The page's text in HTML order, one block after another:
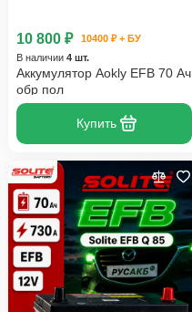
10 800 ₽
10400 ₽ + БУ
В наличии 4 шт.
Аккумулятор Aokly EFB 70 Ач
обр пол
Купить